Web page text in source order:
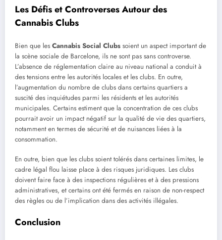
Les Défis et Controverses Autour des
Cannabis Clubs
Bien que les Cannabis Social Clubs soient un aspect important de
la scène sociale de Barcelone, ils ne sont pas sans controverse.
L’absence de réglementation claire au niveau national a conduit à
des tensions entre les autorités locales et les clubs. En outre,
l’augmentation du nombre de clubs dans certains quartiers a
suscité des inquiétudes parmi les résidents et les autorités
municipales. Certains estiment que la concentration de ces clubs
pourrait avoir un impact négatif sur la qualité de vie des quartiers,
notamment en termes de sécurité et de nuisances liées à la
consommation.
En outre, bien que les clubs soient tolérés dans certaines limites, le
cadre légal flou laisse place à des risques juridiques. Les clubs
doivent faire face à des inspections régulières et à des pressions
administratives, et certains ont été fermés en raison de non-respect
des règles ou de l’implication dans des activités illégales.
Conclusion